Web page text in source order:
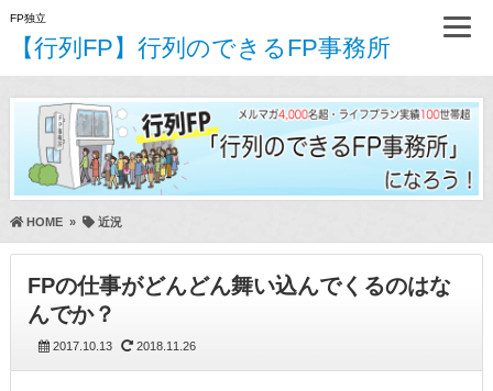
FP独立
【行列FP】行列のできるFP事務所
HOME» 近況
FPの仕事がどんどん舞い込んでくるのはな
んでか？
2017.10.13 2018.11.26